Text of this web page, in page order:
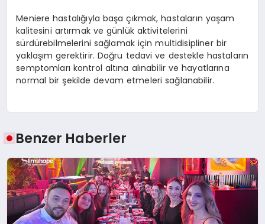
Meniere hastalığıyla başa çıkmak, hastaların yaşam
kalitesini artırmak ve günlük aktivitelerini
sürdürebilmelerini sağlamak için multidisipliner bir
yaklaşım gerektirir. Doğru tedavi ve destekle hastaların
semptomları kontrol altına alınabilir ve hayatlarına
normal bir şekilde devam etmeleri sağlanabilir.
Benzer Haberler